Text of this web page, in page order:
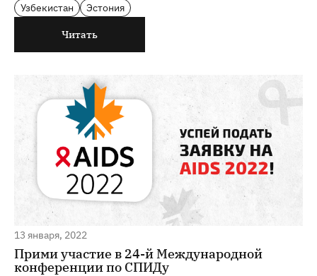
Узбекистан
Эстония
Читать
13 января, 2022
Прими участие в 24-й Международной
конференции по СПИДу